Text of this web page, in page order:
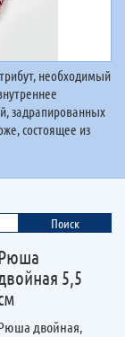
необходимый
задрапированных
состоящее из
5,5
двойная,